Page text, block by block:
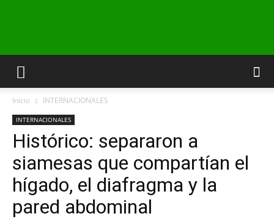
INFO24
NEGRO
Inicio INTERNACIONALES
INTERNACIONALES
Histórico: separaron a
siamesas que compartían el
hígado, el diafragma y la
pared abdominal